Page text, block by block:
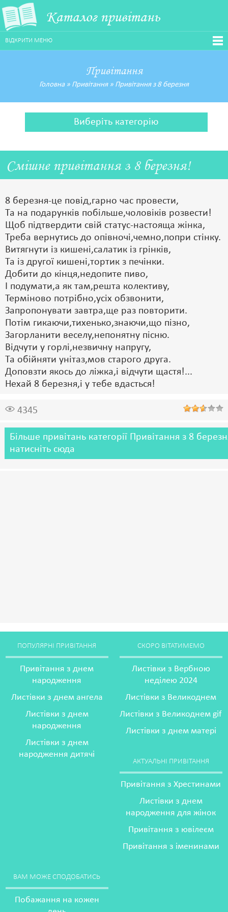
Каталог привітань
ВІДКРИТИ МЕНЮ
Привітання
Головна» Привітання» Привітання з 8 березня
Виберіть категорію
Смішне привітання з 8 березня!
8 березня-це повід,гарно час провести,
Та на подарунків побільше,чоловіків розвести!
Щоб підтвердити свій статус-настояща жінка,
Треба вернутись до опівночі,чемно,попри стінку.
Витягнути із кишені,салатик із грінків,
Та із другої кишені,тортик з печінки.
Добити до кінця,недопите пиво,
І подумати,а як там,решта колективу,
Терміново потрібно,усіх обзвонити,
Запропонувати завтра,ще раз повторити.
Потім гикаючи,тихенько,знаючи,що пізно,
Загорланити веселу,непонятну пісню.
Відчути у горлі,незвичну напругу,
Та обійняти унітаз,мов старого друга.
Доповзти якось до ліжка,і відчути щастя!...
Нехай 8 березня,і у тебе вдасться!
4345
Більше привітань категорії Привітання з 8
натисніть сюда
ПОПУЛЯРНІ ПРИВІТАННЯ
Привітання з днем
народження
Листівки з днем ангела
Листівки з днем
народження
Листівки з днем
народження дитячі
СКОРО ВІТАТИМЕМО
Листівки з Вербною
неділею 2024
Листівки з Великоднем
Листівки з Великоднем gif
Листівки з днем матері
АКТУАЛЬНІ ПРИВІТАННЯ
Привітання з Хрестинами
Листівки з днем
народження для жінок
Привітання з ювілеєм
Привітання з іменинами
ВАМ МОЖЕ СПОДОБАТИСЬ
Побажання на кожен